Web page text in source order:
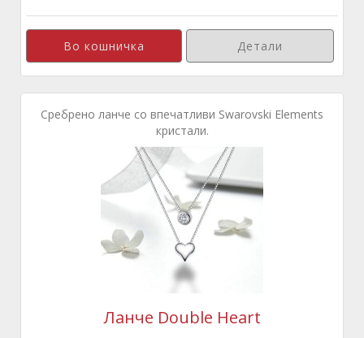
Детали
Сребрено ланче со впечатливи Swarovski Elements
кристали.
Ланче Double Heart